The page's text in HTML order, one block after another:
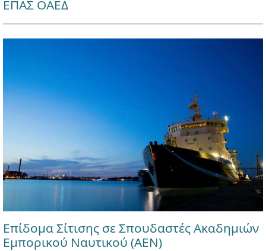
ΕΠΑΣ ΟΑΕΔ
Επίδομα Σίτισης σε Σπουδαστές Ακαδημιών
Εμπορικού Ναυτικού (ΑΕΝ)